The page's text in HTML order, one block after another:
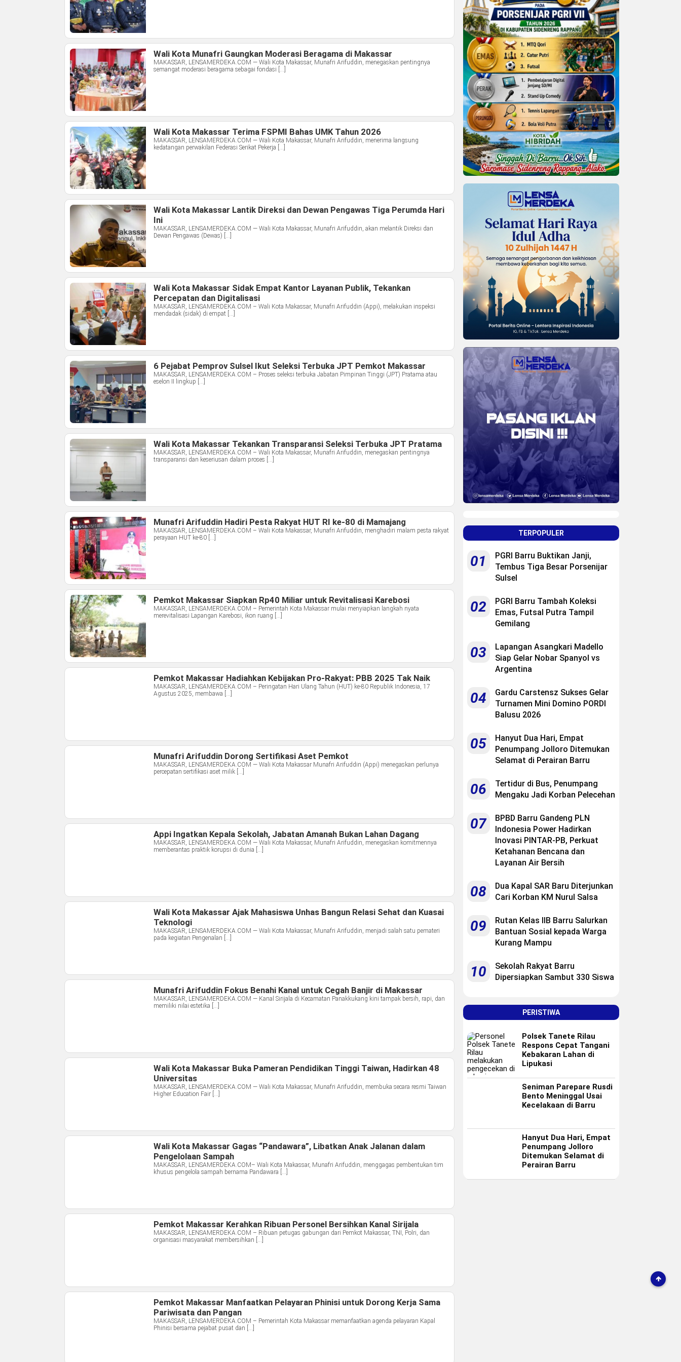
Wali Kota Munafri Gaungkan Moderasi Beragama di Makassar
MAKASSAR, LENSAMERDEKA.COM — Wali Kota Makassar, Munafri Arifuddin, menegaskan pentingnya
semangat moderasi beragama sebagai fondasi […]
Wali Kota Makassar Terima FSPMI Bahas UMK Tahun 2026
MAKASSAR, LENSAMERDEKA.COM — Wali Kota Makassar, Munafri Arifuddin, menerima langsung
kedatangan perwakilan Federasi Serikat Pekerja […]
Wali Kota Makassar Lantik Direksi dan Dewan Pengawas Tiga Perumda Hari
Ini
MAKASSAR, LENSAMERDEKA.COM — Wali Kota Makassar, Munafri Arifuddin, akan melantik Direksi dan
Dewan Pengawas (Dewas) […]
Wali Kota Makassar Sidak Empat Kantor Layanan Publik, Tekankan
Percepatan dan Digitalisasi
MAKASSAR, LENSAMERDEKA.COM – Wali Kota Makassar, Munafri Arifuddin (Appi), melakukan inspeksi
mendadak (sidak) di empat […]
6 Pejabat Pemprov Sulsel Ikut Seleksi Terbuka JPT Pemkot Makassar
MAKASSAR, LENSAMERDEKA.COM – Proses seleksi terbuka Jabatan Pimpinan Tinggi (JPT) Pratama atau
eselon II lingkup […]
Wali Kota Makassar Tekankan Transparansi Seleksi Terbuka JPT Pratama
MAKASSAR, LENSAMERDEKA.COM – Wali Kota Makassar, Munafri Arifuddin, menegaskan pentingnya
transparansi dan keseriusan dalam proses […]
Munafri Arifuddin Hadiri Pesta Rakyat HUT RI ke-80 di Mamajang
MAKASSAR, LENSAMERDEKA.COM – Wali Kota Makassar, Munafri Arifuddin, menghadiri malam pesta rakyat
perayaan HUT ke-80 […]
Pemkot Makassar Siapkan Rp40 Miliar untuk Revitalisasi Karebosi
MAKASSAR, LENSAMERDEKA.COM – Pemerintah Kota Makassar mulai menyiapkan langkah nyata
merevitalisasi Lapangan Karebosi, ikon ruang […]
Pemkot Makassar Hadiahkan Kebijakan Pro-Rakyat: PBB 2025 Tak Naik
MAKASSAR, LENSAMERDEKA.COM – Peringatan Hari Ulang Tahun (HUT) ke-80 Republik Indonesia, 17
Agustus 2025, membawa […]
Munafri Arifuddin Dorong Sertifikasi Aset Pemkot
MAKASSAR, LENSAMERDEKA.COM — Wali Kota Makassar Munafri Arifuddin (Appi) menegaskan perlunya
percepatan sertifikasi aset milik […]
Appi Ingatkan Kepala Sekolah, Jabatan Amanah Bukan Lahan Dagang
MAKASSAR, LENSAMERDEKA.COM — Wali Kota Makassar, Munafri Arifuddin, menegaskan komitmennya
memberantas praktik korupsi di dunia […]
Wali Kota Makassar Ajak Mahasiswa Unhas Bangun Relasi Sehat dan Kuasai
Teknologi
MAKASSAR, LENSAMERDEKA.COM — Wali Kota Makassar, Munafri Arifuddin, menjadi salah satu pemateri
pada kegiatan Pengenalan […]
Munafri Arifuddin Fokus Benahi Kanal untuk Cegah Banjir di Makassar
MAKASSAR, LENSAMERDEKA.COM — Kanal Sirijala di Kecamatan Panakkukang kini tampak bersih, rapi, dan
memiliki nilai estetika […]
Wali Kota Makassar Buka Pameran Pendidikan Tinggi Taiwan, Hadirkan 48
Universitas
MAKASSAR, LENSAMERDEKA.COM — Wali Kota Makassar, Munafri Arifuddin, membuka secara resmi Taiwan
Higher Education Fair […]
Wali Kota Makassar Gagas “Pandawara”, Libatkan Anak Jalanan dalam
Pengelolaan Sampah
MAKASSAR, LENSAMERDEKA.COM– Wali Kota Makassar, Munafri Arifuddin, menggagas pembentukan tim
khusus pengelola sampah bernama Pandawara […]
Pemkot Makassar Kerahkan Ribuan Personel Bersihkan Kanal Sirijala
MAKASSAR, LENSAMERDEKA.COM – Ribuan petugas gabungan dari Pemkot Makassar, TNI, Polri, dan
organisasi masyarakat membersihkan […]
Pemkot Makassar Manfaatkan Pelayaran Phinisi untuk Dorong Kerja Sama
Pariwisata dan Pangan
MAKASSAR, LENSAMERDEKA.COM – Pemerintah Kota Makassar memanfaatkan agenda pelayaran Kapal
Phinisi bersama pejabat pusat dan […]
TERPOPULER
01
PGRI Barru Buktikan Janji,
Tembus Tiga Besar Porsenijar
Sulsel
02
PGRI Barru Tambah Koleksi
Emas, Futsal Putra Tampil
Gemilang
03
Lapangan Asangkari Madello
Siap Gelar Nobar Spanyol vs
Argentina
04
Gardu Carstensz Sukses Gelar
Turnamen Mini Domino PORDI
Balusu 2026
05
Hanyut Dua Hari, Empat
Penumpang Jolloro Ditemukan
Selamat di Perairan Barru
06
Tertidur di Bus, Penumpang
Mengaku Jadi Korban Pelecehan
07
BPBD Barru Gandeng PLN
Indonesia Power Hadirkan
Inovasi PINTAR-PB, Perkuat
Ketahanan Bencana dan
Layanan Air Bersih
08
Dua Kapal SAR Baru Diterjunkan
Cari Korban KM Nurul Salsa
09
Rutan Kelas IIB Barru Salurkan
Bantuan Sosial kepada Warga
Kurang Mampu
10
Sekolah Rakyat Barru
Dipersiapkan Sambut 330 Siswa
PERISTIWA
Polsek Tanete Rilau
Respons Cepat Tangani
Kebakaran Lahan di
Lipukasi
Seniman Parepare Rusdi
Bento Meninggal Usai
Kecelakaan di Barru
Hanyut Dua Hari, Empat
Penumpang Jolloro
Ditemukan Selamat di
Perairan Barru